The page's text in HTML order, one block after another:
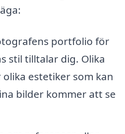
portfolio för
stil tilltalar dig. Olika
estetiker som kan
bilder kommer att se